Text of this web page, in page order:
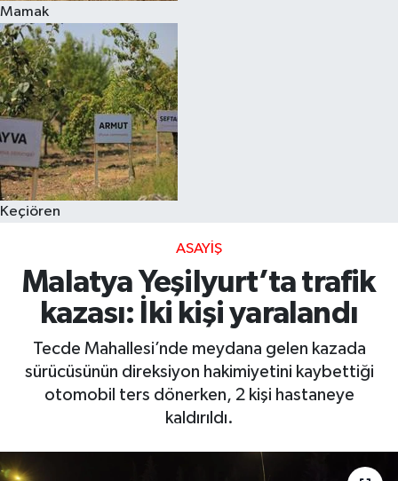
Mamak
Keçiören
ASAYIŞ
Malatya Yeşilyurt’ta trafik
kazası: İki kişi yaralandı
Tecde Mahallesi’nde meydana gelen kazada
sürücüsünün direksiyon hakimiyetini kaybettiği
otomobil ters dönerken, 2 kişi hastaneye
kaldırıldı.